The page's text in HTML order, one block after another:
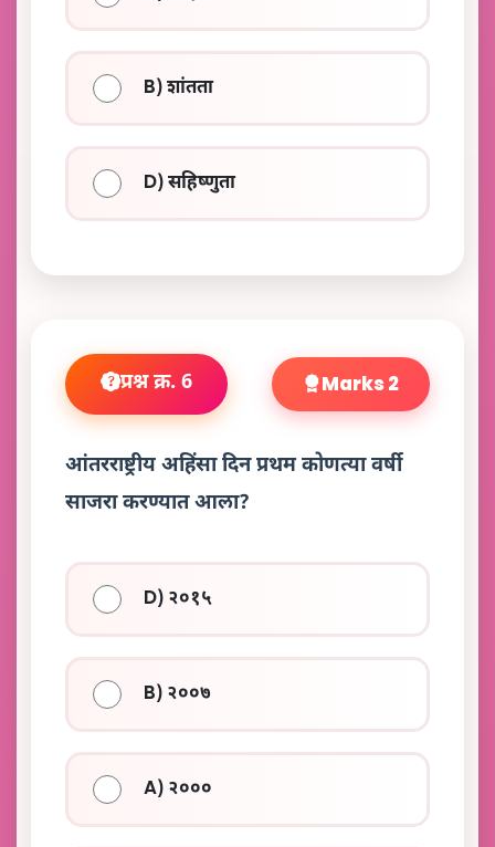
B) शांतता
D) सहिष्णुता
प्रश्न क्र. 6 Marks 2
आंतरराष्ट्रीय अहिंसा दिन प्रथम कोणत्या वर्षी
साजरा करण्यात आला?
D) २०१५
B) २००७
A) २०००